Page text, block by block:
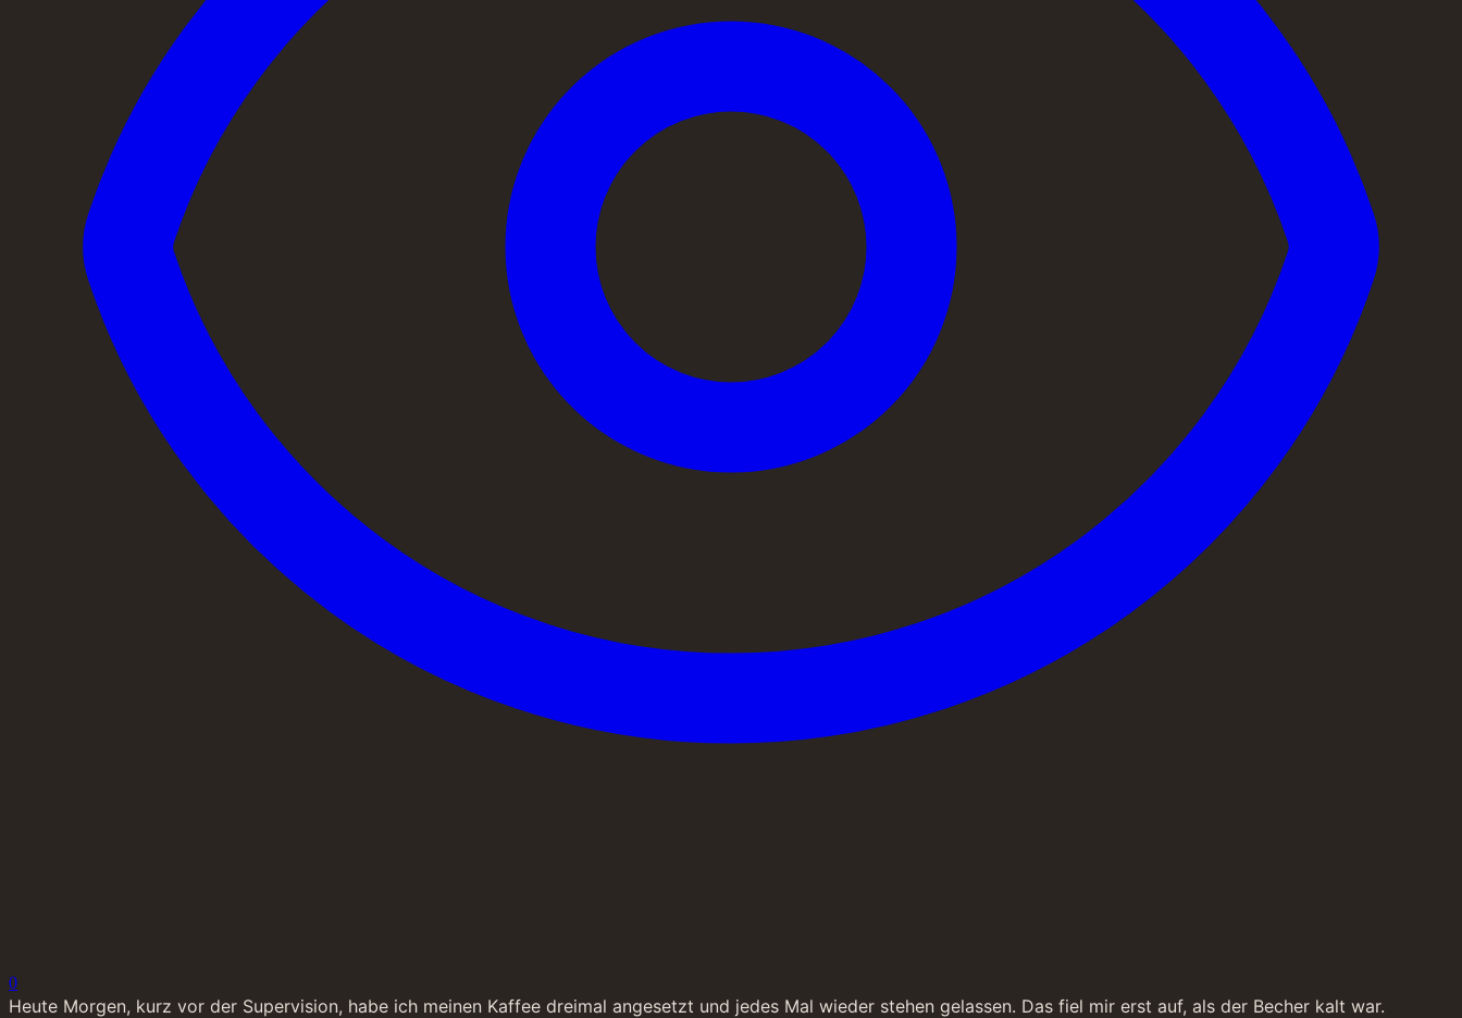
0
Heute Morgen, kurz vor der Supervision, habe ich meinen Kaffee dreimal angesetzt und jedes Mal wieder stehen gelassen. Das fiel mir erst auf, als der Becher kalt war.